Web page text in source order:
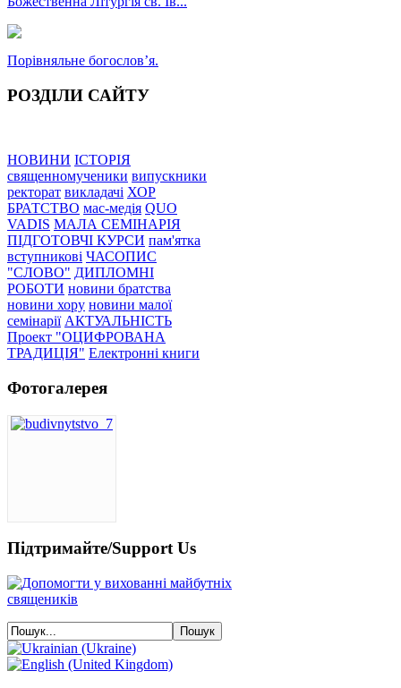
Порівняльне богословʼя.
РОЗДІЛИ САЙТУ
НОВИНИ ІСТОРІЯ
священномученики випускники
ректорат викладачі ХОР
БРАТСТВО мас-медія QUO
VADIS МАЛА СЕМІНАРІЯ
ПІДГОТОВЧІ КУРСИ пам'ятка
вступникові ЧАСОПИС
"СЛОВО" ДИПЛОМНІ
РОБОТИ новини братства
новини хору новини малої
семінарії АКТУАЛЬНІСТЬ
Проект "ОЦИФРОВАНА
ТРАДИЦІЯ" Електронні книги
Фотогалерея
Підтримайте/Support Us